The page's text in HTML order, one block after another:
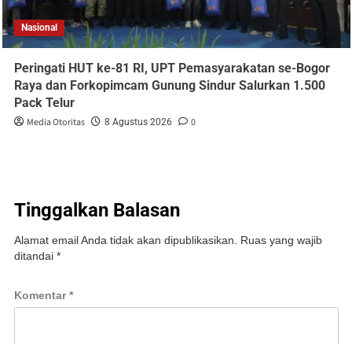
Nasional
Peringati HUT ke-81 RI, UPT Pemasyarakatan se-Bogor
Raya dan Forkopimcam Gunung Sindur Salurkan 1.500
Pack Telur
Media Otoritas 8 Agustus 2026 0
Tinggalkan Balasan
Alamat email Anda tidak akan dipublikasikan. Ruas yang wajib
ditandai *
Komentar*